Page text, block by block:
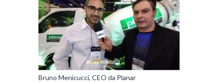
Bruno Menicucci, CEO da Planar